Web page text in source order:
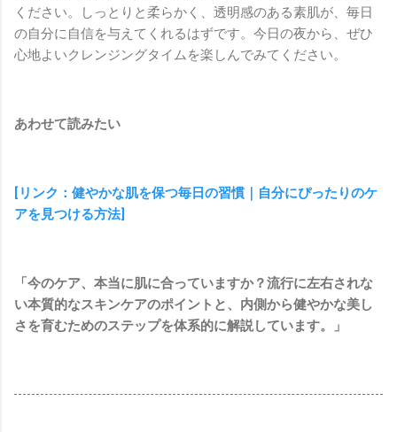
ください。しっとりと柔らかく、透明感のある素肌が、毎日
の自分に自信を与えてくれるはずです。今日の夜から、ぜひ
心地よいクレンジングタイムを楽しんでみてください。
あわせて読みたい
[リンク：健やかな肌を保つ毎日の習慣｜自分にぴったりのケ
アを見つける方法]
「今のケア、本当に肌に合っていますか？流行に左右されな
い本質的なスキンケアのポイントと、内側から健やかな美し
さを育むためのステップを体系的に解説しています。」